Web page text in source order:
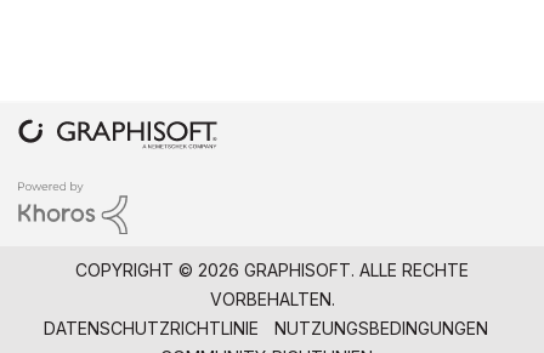
COPYRIGHT © 2026 GRAPHISOFT. ALLE RECHTE
VORBEHALTEN.
DATENSCHUTZRICHTLINIE
NUTZUNGSBEDINGUNGEN